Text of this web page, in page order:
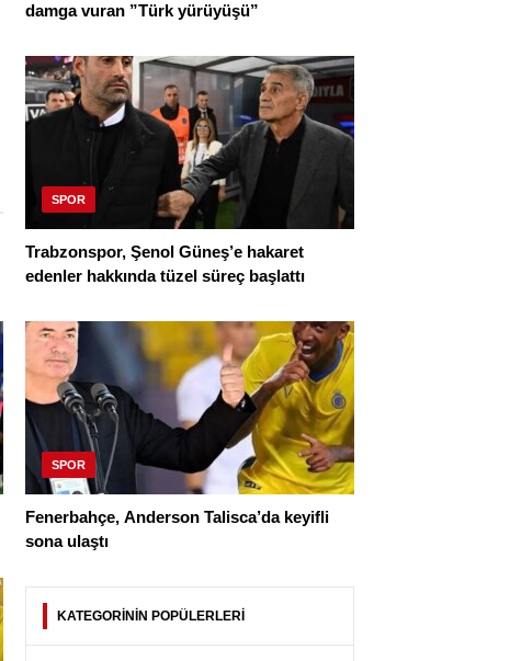
damga vuran ”Türk yürüyüşü”
SPOR
Trabzonspor, Şenol Güneş’e hakaret
edenler hakkında tüzel süreç başlattı
SPOR
Fenerbahçe, Anderson Talisca’da keyifli
sona ulaştı
KATEGORİNİN POPÜLERLERİ